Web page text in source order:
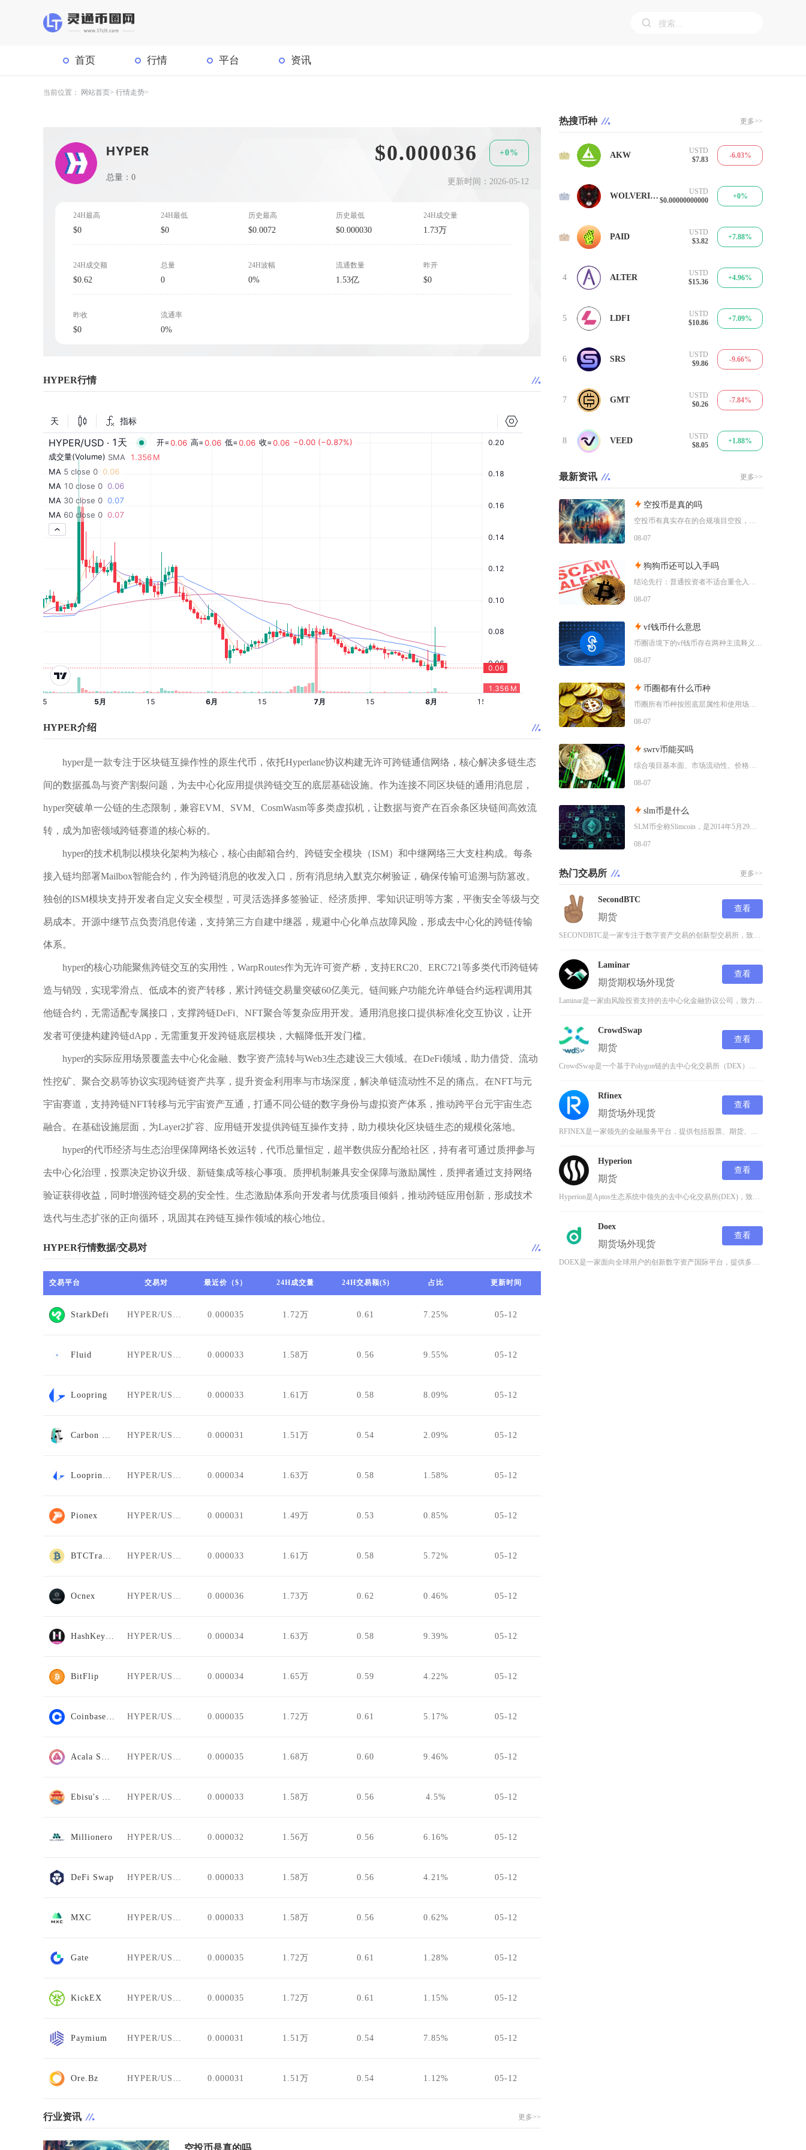
首页 行情 平台 资讯
当前位置： 网站首页 行情走势
HYPER
总量：0
$0.000036 +0%
更新时间：2026-05-12
24H最高
$0
24H最低
$0
历史最高
$0.0072
历史最低
$0.000030
24H成交量
1.73万
24H成交额
$0.62
总量
0
24H波幅
0%
流通数量
1.53亿
昨开
$0
昨收
$0
流通率
0%
HYPER行情
HYPER介绍
hyper是一款专注于区块链互操作性的原生代币，依托Hyperlane协议构建无许可跨链通信网络，核心解决多链生态
间的数据孤岛与资产割裂问题，为去中心化应用提供跨链交互的底层基础设施。作为连接不同区块链的通用消息层，
hyper突破单一公链的生态限制，兼容EVM、SVM、CosmWasm等多类虚拟机，让数据与资产在百余条区块链间高效流
转，成为加密领域跨链赛道的核心标的。
hyper的技术机制以模块化架构为核心，核心由邮箱合约、跨链安全模块（ISM）和中继网络三大支柱构成。每条
接入链均部署Mailbox智能合约，作为跨链消息的收发入口，所有消息纳入默克尔树验证，确保传输可追溯与防篡改。
独创的ISM模块支持开发者自定义安全模型，可灵活选择多签验证、经济质押、零知识证明等方案，平衡安全等级与交
易成本。开源中继节点负责消息传递，支持第三方自建中继器，规避中心化单点故障风险，形成去中心化的跨链传输
体系。
hyper的核心功能聚焦跨链交互的实用性，WarpRoutes作为无许可资产桥，支持ERC20、ERC721等多类代币跨链铸
造与销毁，实现零滑点、低成本的资产转移，累计跨链交易量突破60亿美元。链间账户功能允许单链合约远程调用其
他链合约，无需适配专属接口，支撑跨链DeFi、NFT聚合等复杂应用开发。通用消息接口提供标准化交互协议，让开
发者可便捷构建跨链dApp，无需重复开发跨链底层模块，大幅降低开发门槛。
hyper的实际应用场景覆盖去中心化金融、数字资产流转与Web3生态建设三大领域。在DeFi领域，助力借贷、流动
性挖矿、聚合交易等协议实现跨链资产共享，提升资金利用率与市场深度，解决单链流动性不足的痛点。在NFT与元
宇宙赛道，支持跨链NFT转移与元宇宙资产互通，打通不同公链的数字身份与虚拟资产体系，推动跨平台元宇宙生态
融合。在基础设施层面，为Layer2扩容、应用链开发提供跨链互操作支持，助力模块化区块链生态的规模化落地。
hyper的代币经济与生态治理保障网络长效运转，代币总量恒定，超半数供应分配给社区，持有者可通过质押参与
去中心化治理，投票决定协议升级、新链集成等核心事项。质押机制兼具安全保障与激励属性，质押者通过支持网络
验证获得收益，同时增强跨链交易的安全性。生态激励体系向开发者与优质项目倾斜，推动跨链应用创新，形成技术
迭代与生态扩张的正向循环，巩固其在跨链互操作领域的核心地位。
HYPER行情数据/交易对
交易平台 交易对 最近价（$） 24H成交量 24H交易额($) 占比 更新时间
StarkDefi HYPER/USDT 0.000035 1.72万 0.61 7.25% 05-12
Fluid HYPER/USDT 0.000033 1.58万 0.56 9.55% 05-12
Loopring HYPER/USDT 0.000033 1.61万 0.58 8.09% 05-12
Carbon DeFi HYPER/USDT 0.000031 1.51万 0.54 2.09% 05-12
Loopring AMM HYPER/USDT 0.000034 1.63万 0.58 1.58% 05-12
Pionex HYPER/USDT 0.000031 1.49万 0.53 0.85% 05-12
BTCTradeUA HYPER/USDT 0.000033 1.61万 0.58 5.72% 05-12
Ocnex HYPER/USDT 0.000036 1.73万 0.62 0.46% 05-12
HashKey Global HYPER/USDT 0.000034 1.63万 0.58 9.39% 05-12
BitFlip HYPER/USDT 0.000034 1.65万 0.59 4.22% 05-12
Coinbase Pro HYPER/USDT 0.000035 1.72万 0.61 5.17% 05-12
Acala Swap HYPER/USDT 0.000035 1.68万 0.60 9.46% 05-12
Ebisu's Bay HYPER/USDT 0.000033 1.58万 0.56 4.5% 05-12
Millionero HYPER/USDT 0.000032 1.56万 0.56 6.16% 05-12
DeFi Swap HYPER/USDT 0.000033 1.58万 0.56 4.21% 05-12
MXC HYPER/USDT 0.000033 1.58万 0.56 0.62% 05-12
Gate HYPER/USDT 0.000035 1.72万 0.61 1.28% 05-12
KickEX HYPER/USDT 0.000035 1.72万 0.61 1.15% 05-12
Paymium HYPER/USDT 0.000031 1.51万 0.54 7.85% 05-12
Ore.Bz HYPER/USDT 0.000031 1.51万 0.54 1.12% 05-12
行业资讯 更多>>
空投币是真的吗
热搜币种 更多>>
1 AKW
USTD
$7.83
-6.03%
2 WOLVERINU
USTD
$0.00000000000
+0%
3 PAID
USTD
$3.82
+7.88%
4 ALTER
USTD
$15.36
+4.96%
5 LDFI
USTD
$10.86
+7.09%
6 SRS
USTD
$9.86
-9.66%
7 GMT
USTD
$0.26
-7.84%
8 VEED
USTD
$8.05
+1.88%
最新资讯 更多>>
空投币是真的吗
空投币有真实存在的合规项目空投，但市场中九成以上面向普通散户的免费空投、大额福利空投均为虚
08-07
狗狗币还可以入手吗
结论先行：普通投资者不适合重仓入手狗狗币，仅能拿出总资产极小比例做短期情绪博弈，长线持仓性
08-07
vf钱币什么意思
币圈语境下的vf钱币存在两种主流释义，一是古钱币收藏流通市场通用的VF品相评级标识，二是链
08-07
币圈都有什么币种
币圈所有币种按照底层属性和使用场景，可以划分为价值存储币、公链原生币、稳定币、平台币、赛道
08-07
swrv币能买吗
综合项目基本面、市场流动性、价格走势以及行业竞争现状，普通币圈投资者不建议买入SWRV代币
08-07
slm币是什么
SLM币全称Slimcoin，是2014年5月29日正式上线的老牌去中心化加密货币，也是业
08-07
热门交易所 更多>>
SecondBTC
期货
查看
SECONDBTC是一家专注于数字资产交易的创新型交易所，致力于为用户提供安全、高效、透明
Laminar
期货期权场外现货
查看
Laminar是一家由风险投资支持的去中心化金融协议公司，致力于创建一个开放的金融平台，提
CrowdSwap
期货
查看
CrowdSwap是一个基于Polygon链的去中心化交易所（DEX），成立于2021年，
Rfinex
期货场外现货
查看
RFINEX是一家领先的金融服务平台，提供包括股票、期货、外汇、数字货币等多种金融产品的交
Hyperion
期货
查看
Hyperion是Aptos生态系统中领先的去中心化交易所(DEX)，致力于构建统一的链上
Doex
期货场外现货
查看
DOEX是一家面向全球用户的创新数字资产国际平台，提供多种数字资产之间的交易及投资服务，包